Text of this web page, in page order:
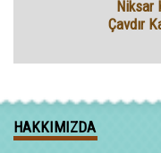
Niksar
Çavdır
HAKKIMIZDA